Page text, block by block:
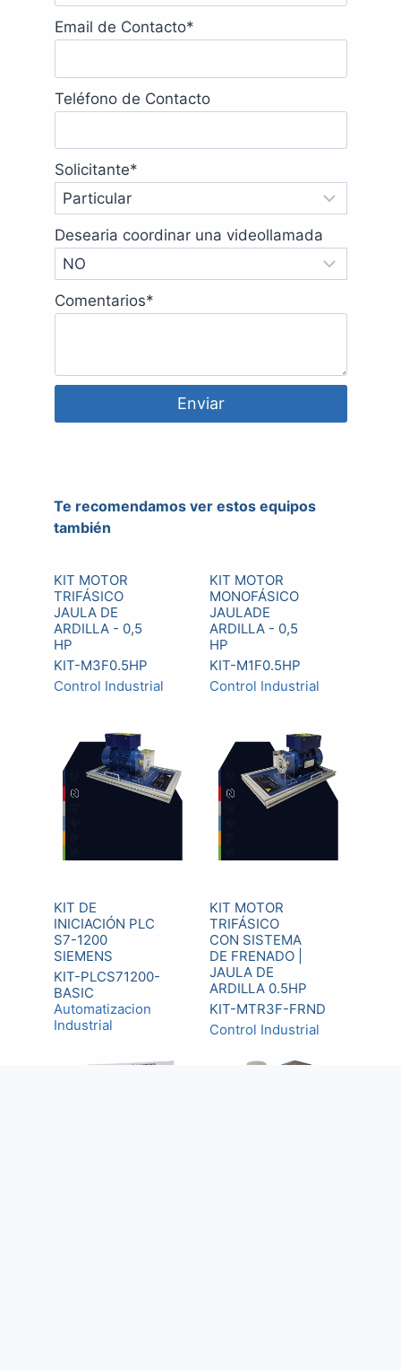
Email de Contacto*
Teléfono de Contacto
Solicitante*
Desearia coordinar una videollamada
Comentarios*
Enviar
Te recomendamos ver estos equipos
también
KIT MOTOR
TRIFÁSICO
JAULA DE
ARDILLA - 0,5
HP
KIT-M3F0.5HP
Control Industrial
KIT MOTOR
MONOFÁSICO
JAULADE
ARDILLA - 0,5
HP
KIT-M1F0.5HP
Control Industrial
KIT DE
INICIACIÓN PLC
S7-1200
SIEMENS
KIT-PLCS71200-
BASIC
Automatizacion
Industrial
KIT MOTOR
TRIFÁSICO
CON SISTEMA
DE FRENADO |
JAULA DE
ARDILLA 0.5HP
KIT-MTR3F-FRND
Control Industrial